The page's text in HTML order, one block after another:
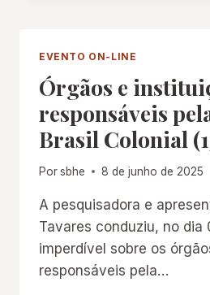
EDUCAÇÃO:
2º
ENCONTRO
EVENTO ON-LINE
Órgãos e
responsáveis
Brasil Colonial
Porsbhe 8 de junho de 2025
A pesquisadora e
Tavares conduziu, no dia
imperdível sobre os
responsáveis pela…